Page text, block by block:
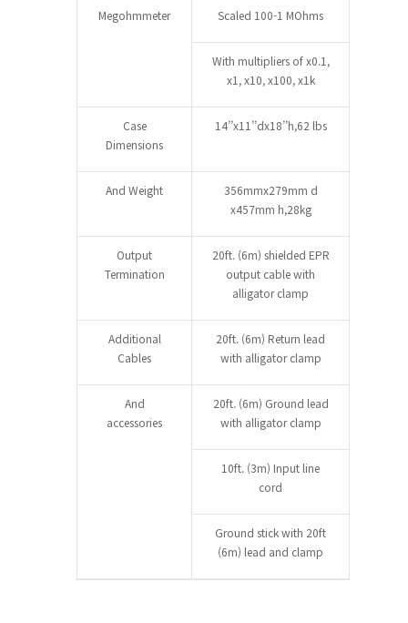
Megohmmeter Scaled 100-1 MOhms
With multipliers of x0.1,
x1, x10, x100, x1k
Case
Dimensions
14’’x11’’dx18’’h,62 lbs
And Weight
356mmx279mm d
x457mm h,28kg
Output
Termination
20ft. (6m) shielded EPR
output cable with
alligator clamp
Additional
Cables
20ft. (6m) Return lead
with alligator clamp
And
accessories
20ft. (6m) Ground lead
with alligator clamp
10ft. (3m) Input line
cord
Ground stick with 20ft
(6m) lead and clamp